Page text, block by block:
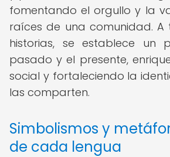
fomentando el orgullo y la
raíces de una comunidad. A
historias, se establece un
pasado y el presente,
social y fortaleciendo la
las comparten.
Simbolismos y
de cada lengua